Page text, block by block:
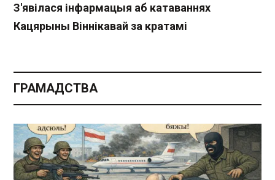
З'явілася інфармацыя аб катаваннях
Кацярыны Віннікавай за кратамі
ГРАМАДСТВА